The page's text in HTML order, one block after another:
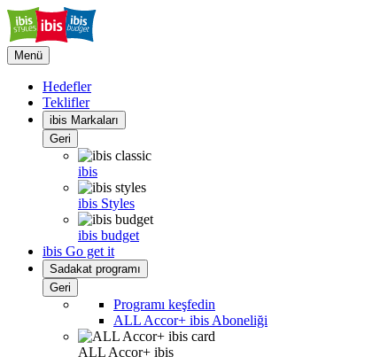
Menü
Hedefler
Teklifler
ibis Markaları
Geri
ibis
ibis Styles
ibis budget
ibis Go get it
Sadakat programı
Geri
Programı keşfedin
ALL Accor+ ibis Aboneliği
ALL Accor+ ibis